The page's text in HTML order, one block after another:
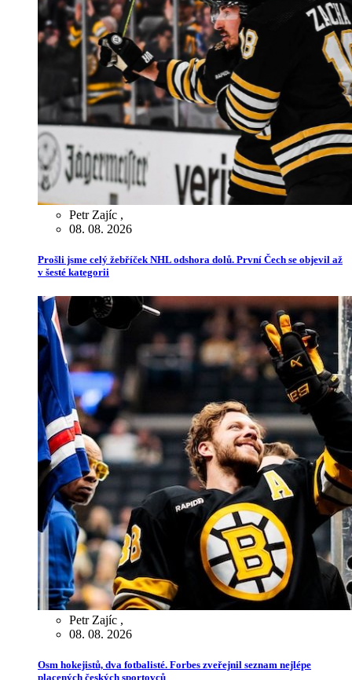
Petr Zajíc ,
08. 08. 2026
Prošli jsme celý žebříček NHL odshora dolů. První Čech se objevil až
v šesté kategorii
Petr Zajíc ,
08. 08. 2026
Osm hokejistů, dva fotbalisté. Forbes zveřejnil seznam nejlépe
placených českých sportovců